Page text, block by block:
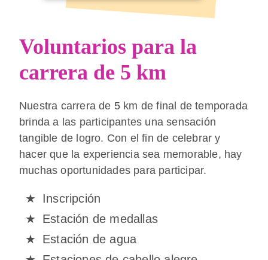
Voluntarios para la
carrera de 5 km
Nuestra carrera de 5 km de final de temporada
brinda a las participantes una sensación
tangible de logro. Con el fin de celebrar y
hacer que la experiencia sea memorable, hay
muchas oportunidades para participar.
Inscripción
Estación de medallas
Estación de agua